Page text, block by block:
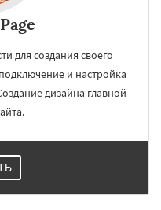
для создания своего
и настройка
дизайна главной